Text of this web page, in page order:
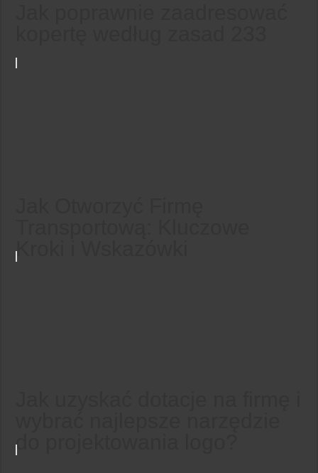
Kroki i Wskazówki
do projektowania logo?